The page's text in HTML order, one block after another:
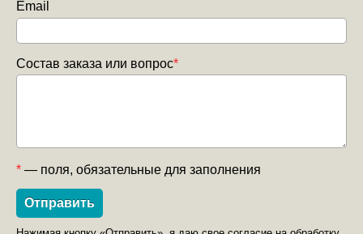
Email
Состав заказа или вопрос*
* — поля, обязательные для заполнения